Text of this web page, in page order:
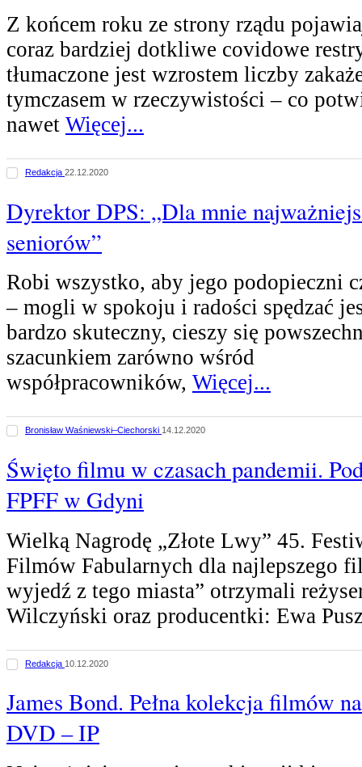
Z końcem roku ze strony rządu
coraz bardziej dotkliwe covidowe
tłumaczone jest wzrostem liczby
tymczasem w rzeczywistości – co
nawet Więcej...
Redakcja 22.12.2020
Dyrektor DPS: „Dla mnie
seniorów”
Robi wszystko, aby jego podopieczni
– mogli w spokoju i radości spędzać
bardzo skuteczny, cieszy się
szacunkiem zarówno wśród
współpracowników, Więcej...
Bronisław Waśniewski–Ciechorski 14.12.2020
Święto filmu w czasach pandemii.
FPFF w Gdyni
Wielką Nagrodę „Złote Lwy” 45.
Filmów Fabularnych dla najlepszego
wyjedź z tego miasta” otrzymali
Wilczyński oraz producentki: Ewa
Redakcja 10.12.2020
James Bond. Pełna kolekcja filmów
DVD – IP